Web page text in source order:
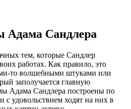
Сандлера
тем, которые Сандлер
работах. Как правило, это
то волшебными штуками или
заполучается главную
Адама Сандлера ­построены по
с удовольствием ходят на них в